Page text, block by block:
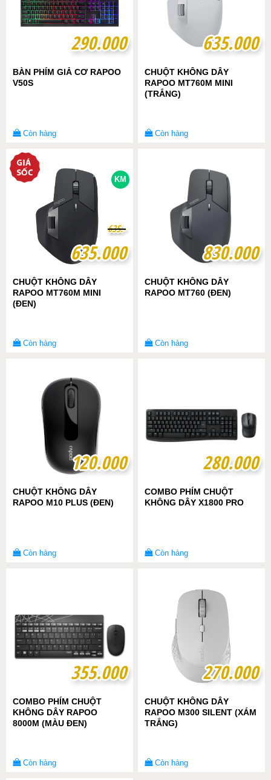
290.000
290.000
BÀN PHÍM GIẢ CƠ RAPOO
V50S
Còn hàng
635.000
635.000
CHUỘT KHÔNG DÂY
RAPOO MT760M MINI
(TRẮNG)
Còn hàng
KM
635.000
635.000
635.-
635.-
CHUỘT KHÔNG DÂY
RAPOO MT760M MINI
(ĐEN)
Còn hàng
830.000
830.000
CHUỘT KHÔNG DÂY
RAPOO MT760 (ĐEN)
Còn hàng
120.000
120.000
CHUỘT KHÔNG DÂY
RAPOO M10 PLUS (ĐEN)
Còn hàng
280.000
280.000
COMBO PHÍM CHUỘT
KHÔNG DÂY X1800 PRO
Còn hàng
355.000
355.000
COMBO PHÍM CHUỘT
KHÔNG DÂY RAPOO
8000M (MÀU ĐEN)
Còn hàng
270.000
270.000
CHUỘT KHÔNG DÂY
RAPOO M300 SILENT (XÁM
TRẮNG)
Còn hàng